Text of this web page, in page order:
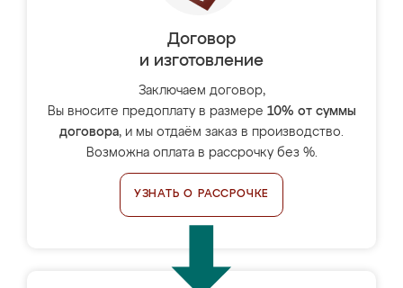
Договор
и изготовление
Заключаем договор,
Вы вносите предоплату в размере 10% от суммы
договора, и мы отдаём заказ в производство.
Возможна оплата в рассрочку без %.
УЗНАТЬ О РАССРОЧКЕ